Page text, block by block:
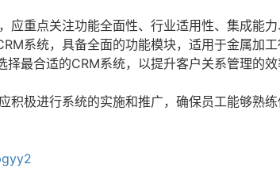
应重点关注功能全面性、行业适用性、集成能力
系统，具备全面的功能模块，适用于金属加
最合适的CRM系统，以提升客户关系管理的效
积极进行系统的实施和推广，确保员工能够熟